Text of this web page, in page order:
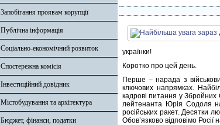
Запобігання проявам корупції
Публічна інформація
Соціально-економічний розвиток
Спостережна комісія
Інвестиційний довідник
Містобудування та архітектура
Бюджет, фінанси, податки
українки!
Коротко про цей день.
Перше – нарада з
ключових напрямках.
кадрові питання у
лейтенанта Юрія Содоля на
російських ракет. Десятки
Обов’язково відповімо